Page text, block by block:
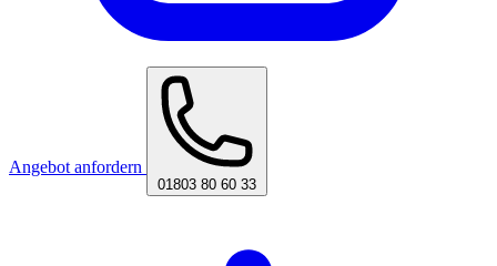
Angebot anfordern
01803 80 60 33